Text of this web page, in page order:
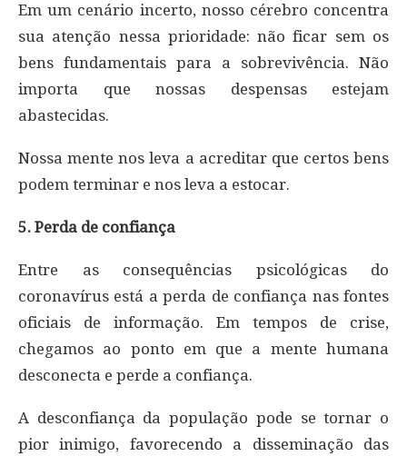
Em um cenário incerto, nosso cérebro concentra
sua atenção nessa prioridade: não ficar sem os
bens fundamentais para a sobrevivência. Não
importa que nossas despensas estejam
abastecidas.
Nossa mente nos leva a acreditar que certos bens
podem terminar e nos leva a estocar.
5. Perda de confiança
Entre as consequências psicológicas do
coronavírus está a perda de confiança nas fontes
oficiais de informação. Em tempos de crise,
chegamos ao ponto em que a mente humana
desconecta e perde a confiança.
A desconfiança da população pode se tornar o
pior inimigo, favorecendo a disseminação das